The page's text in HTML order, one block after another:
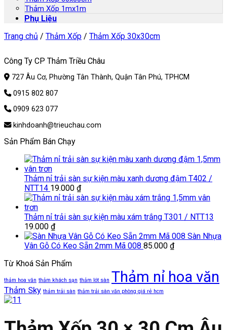
Thảm Xốp 1mx1m
Phụ Liệu
Trang chủ / Thảm Xốp / Thảm Xốp 30x30cm
Công Ty CP Thảm Triều Châu
727 Âu Cơ, Phường Tân Thành, Quận Tân Phú, TPHCM
0915 802 807
0909 623 077
kinhdoanh@trieuchau.com
Sản Phẩm Bán Chạy
Thảm nỉ trải sàn sự kiện màu xanh dương đậm T402 /
NTT14 19.000 ₫
Thảm nỉ trải sàn sự kiện màu xám trắng T301 / NTT13
19.000 ₫
Sàn Nhựa
Vân Gỗ Có Keo Sẵn 2mm Mã 008 85.000 ₫
Từ Khoá Sản Phẩm
thảm hoa văn thảm khách sạn thảm lót sàn Thảm nỉ hoa văn
Thảm Sky thảm trải sàn thảm trải sàn văn phòng giá rẻ hcm